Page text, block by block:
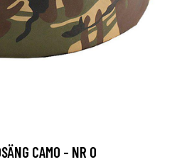
CAMO - NR 0